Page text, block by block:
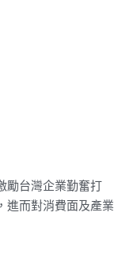
勵台灣企業勤奮打
進而對消費面及產業